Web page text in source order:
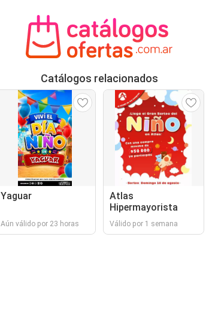
Catálogos relacionados
Yaguar
Aún válido por 23 horas
Atlas
Hipermayorista
Válido por 1 semana